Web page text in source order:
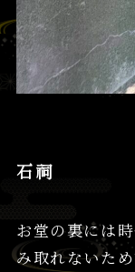
石祠
お堂の裏には
み取れないた